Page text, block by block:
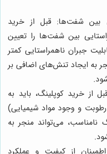
بین شفت‌ها: قبل از خرید
بین شفت‌ها را تعیین
جبران ناهمراستایی کمتر
به ایجاد تنش‌های اضافی بر
از خرید کوپلینگ، باید به
و وجود مواد شیمیایی)
نامناسب، می‌تواند منجر به
از کیفیت و عملکرد